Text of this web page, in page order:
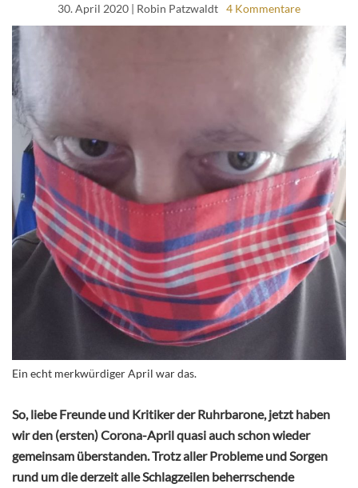
30. April 2020 | Robin Patzwaldt 4 Kommentare
Ein echt merkwürdiger April war das.
So, liebe Freunde und Kritiker der Ruhrbarone, jetzt haben
wir den (ersten) Corona-April quasi auch schon wieder
gemeinsam überstanden. Trotz aller Probleme und Sorgen
rund um die derzeit alle Schlagzeilen beherrschende